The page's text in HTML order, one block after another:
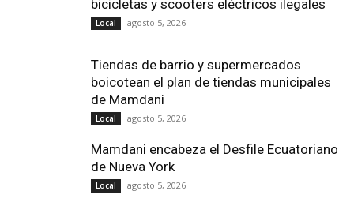
bicicletas y scooters eléctricos ilegales
Local agosto 5, 2026
Tiendas de barrio y supermercados
boicotean el plan de tiendas municipales
de Mamdani
Local agosto 5, 2026
Mamdani encabeza el Desfile Ecuatoriano
de Nueva York
Local agosto 5, 2026